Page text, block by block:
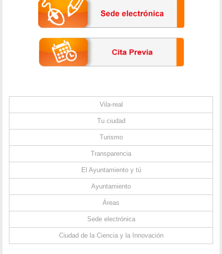
Vila-real
Tu ciudad
Turismo
Transparencia
El Ayuntamiento y tú
Ayuntamiento
Áreas
Sede electrónica
Ciudad de la Ciencia y la Innovación